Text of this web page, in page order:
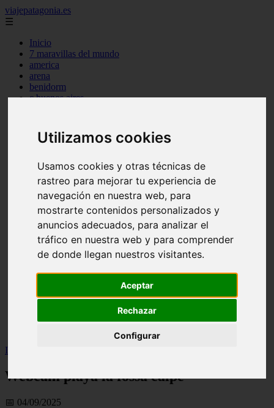
Utilizamos cookies
Usamos cookies y otras técnicas de
rastreo para mejorar tu experiencia de
navegación en nuestra web, para
mostrarte contenidos personalizados y
anuncios adecuados, para analizar el
tráfico en nuestra web y para comprender
de donde llegan nuestros visitantes.
Aceptar
Rechazar
Configurar
viajepatagonia.es
☰
Inicio
7 maravillas del mundo
america
arena
benidorm
c buenos aires
c generalidades del pais
c mendoza
c provincias
c santa fe
c tierra de fuego
c tucuman
c zona austral
carmen
category
destinos
lanzarote
monumentos
san
Inicio
Webcam playa la fossa calpe
📅 04/09/2025